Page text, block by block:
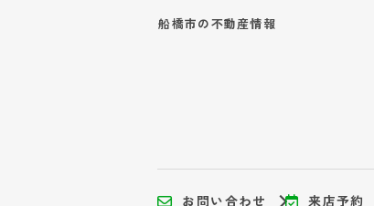
船橋市の不動産情報
お問い合わせ 来店予約